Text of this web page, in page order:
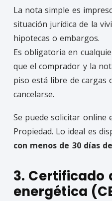
La nota simple es
situación jurídica de la
hipotecas o embargos.
Es obligatoria en
que el comprador y la
piso está libre de cargas
cancelarse.
Se puede solicitar online
Propiedad. Lo ideal es
con menos de 30 días
3. Certificado
energética